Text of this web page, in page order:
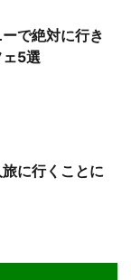
で絶対に行き
ェ5選
に行くことに